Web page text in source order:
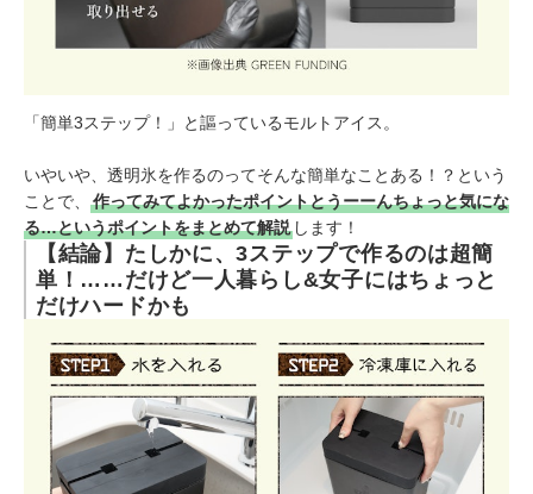
「簡単3ステップ！」と謳っているモルトアイス。
いやいや、透明氷を作るのってそんな簡単なことある！？という
ことで、
作ってみてよかったポイントとうーーんちょっと気にな
る…というポイントをまとめて解説 します！
【結論】たしかに、3ステップで作るのは超簡
単！……だけど一人暮らし&女子にはちょっと
だけハードかも